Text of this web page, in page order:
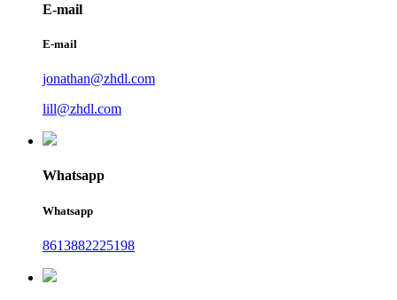
E-mail
E-mail
jonathan@zhdl.com
lill@zhdl.com
Whatsapp
Whatsapp
8613882225198